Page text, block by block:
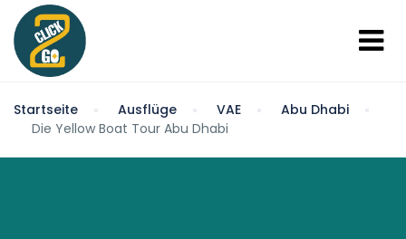
Startseite Ausflüge VAE
Abu Dhabi
Die Yellow Boat Tour Abu Dhabi